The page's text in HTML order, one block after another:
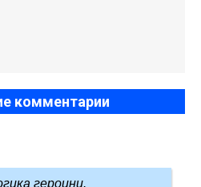
комментарии
героини.